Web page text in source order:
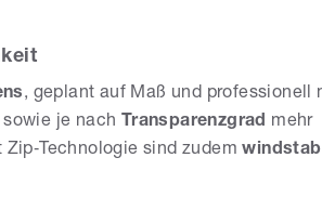
, geplant auf Maß und professionell
sowie je nach Transparenzgrad mehr
sind zudem